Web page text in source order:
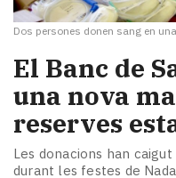
Dos persones donen sang en
El Banc de
una nova
reserves
Les donacions han
durant les festes de